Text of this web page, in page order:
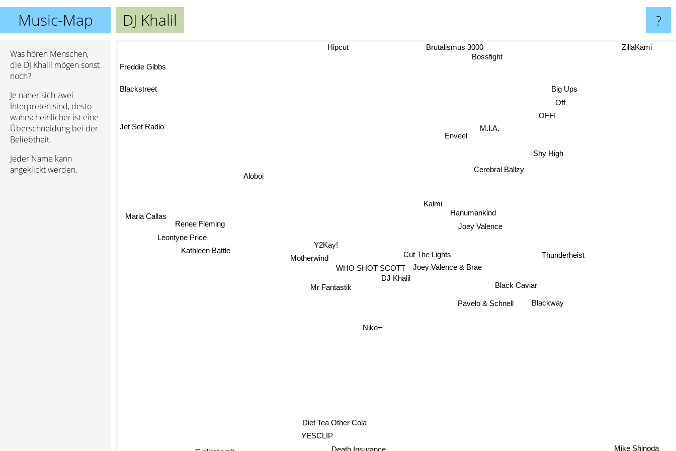
Music-Map DJ Khalil ?
Was hören Menschen,
die DJ Khalil mögen sonst
noch?
Je näher sich zwei
Interpreten sind, desto
wahrscheinlicher ist eine
Überschneidung bei der
Beliebtheit.
Jeder Name kann
angeklickt werden.
DJ Khalil
Mr Fantastik
WHO SHOT SCOTT
Cut The Lights
Joey Valence & Brae
Y2Kay!
Niko+
Black Caviar
Cerebral Ballzy
Joey Valence
Kalmi
Hanumankind
Motherwind
Pavelo & Schnell Blackway
Thunderheist
Enveel
Aloboi
Kathleen Battle
Diet Tea Other Cola
Death Insurance
Renee Fleming
M.I.A.
YESCLIP
Leontyne Price
Shy High
OFF!
Maria Callas
Off
Bossfight
Big Ups
Jet Set Radio
Brutalismus 3000
Hipcut
Blackstreet
ZillaKami
Freddie Gibbs